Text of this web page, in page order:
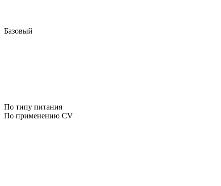
Базовый
По типу питания
По применению CV